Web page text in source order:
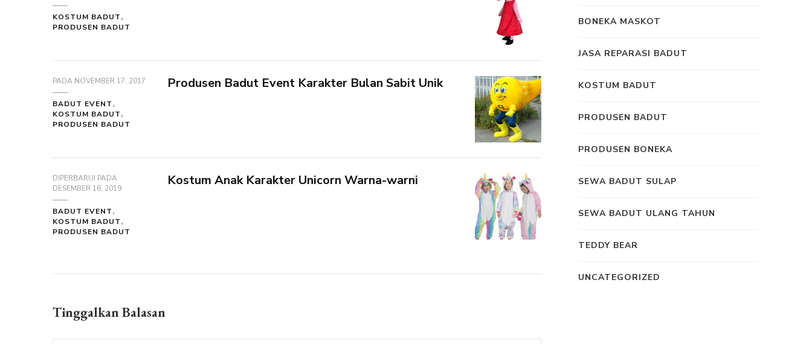
KOSTUM BADUT
PRODUSEN BADUT
PADA NOVEMBER 17, 2017
BADUT EVENT
KOSTUM BADUT
PRODUSEN BADUT
Produsen Badut Event Karakter Bulan Sabit Unik
DIPERBARUI PADA
DESEMBER 16, 2019
BADUT EVENT
KOSTUM BADUT
PRODUSEN BADUT
Kostum Anak Karakter Unicorn Warna-warni
Tinggalkan Balasan
BONEKA MASKOT
JASA REPARASI BADUT
KOSTUM BADUT
PRODUSEN BADUT
PRODUSEN BONEKA
SEWA BADUT SULAP
SEWA BADUT ULANG TAHUN
TEDDY BEAR
UNCATEGORIZED